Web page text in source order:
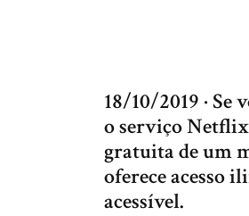
18/10/2019 · Se
o serviço
gratuita de um
oferece acesso
acessível.